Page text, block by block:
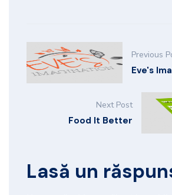
Previous
Eve's
Next Post
Food It Better
Lasă un